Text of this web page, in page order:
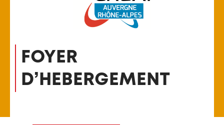
FOYER
D’HEBERGEMENT